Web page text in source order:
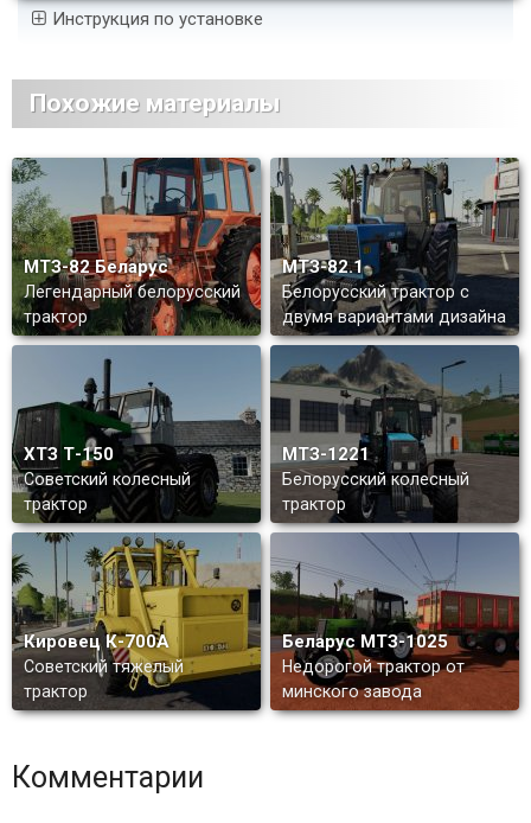
Инструкция по установке
Похожие материалы
МТЗ-82 Беларус
Легендарный белорусский
трактор
МТЗ-82.1
Белорусский трактор с
двумя вариантами дизайна
ХТЗ Т-150
Советский колесный
трактор
МТЗ-1221
Белорусский колесный
трактор
Кировец К-700А
Советский тяжелый
трактор
Беларус МТЗ-1025
Недорогой трактор от
минского завода
Комментарии